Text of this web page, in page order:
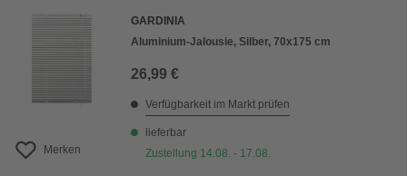
Merken
GARDINIA
Aluminium-Jalousie, Silber, 70x175 cm
26,99 €
Verfügbarkeit im Markt prüfen
lieferbar
Zustellung 14.08. - 17.08.